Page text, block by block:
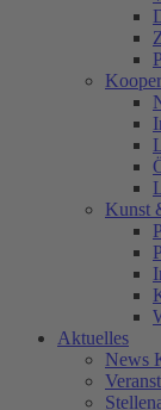
Kunst
Aktuelles
News